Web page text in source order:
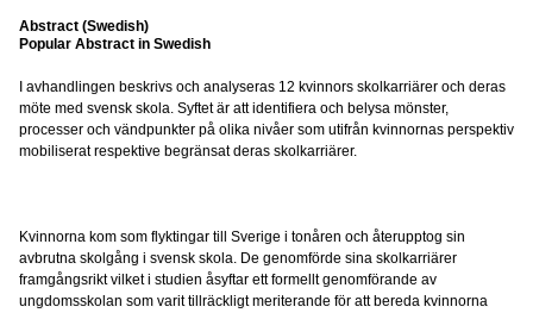
Abstract (Swedish)
Popular Abstract in Swedish
I avhandlingen beskrivs och analyseras 12 kvinnors skolkarriärer och deras
möte med svensk skola. Syftet är att identifiera och belysa mönster,
processer och vändpunkter på olika nivåer som utifrån kvinnornas perspektiv
mobiliserat respektive begränsat deras skolkarriärer.
Kvinnorna kom som flyktingar till Sverige i tonåren och återupptog sin
avbrutna skolgång i svensk skola. De genomförde sina skolkarriärer
framgångsrikt vilket i studien åsyftar ett formellt genomförande av
ungdomsskolan som varit tillräckligt meriterande för att bereda kvinnorna